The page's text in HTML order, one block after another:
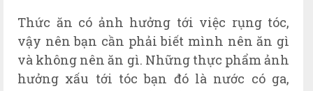
Thức ăn có ảnh hưởng tới việc rụng tóc,
vậy nên bạn cần phải biết mình nên ăn gì
và không nên ăn gì. Những thực phẩm ảnh
hưởng xấu tới tóc bạn đó là nước có ga,